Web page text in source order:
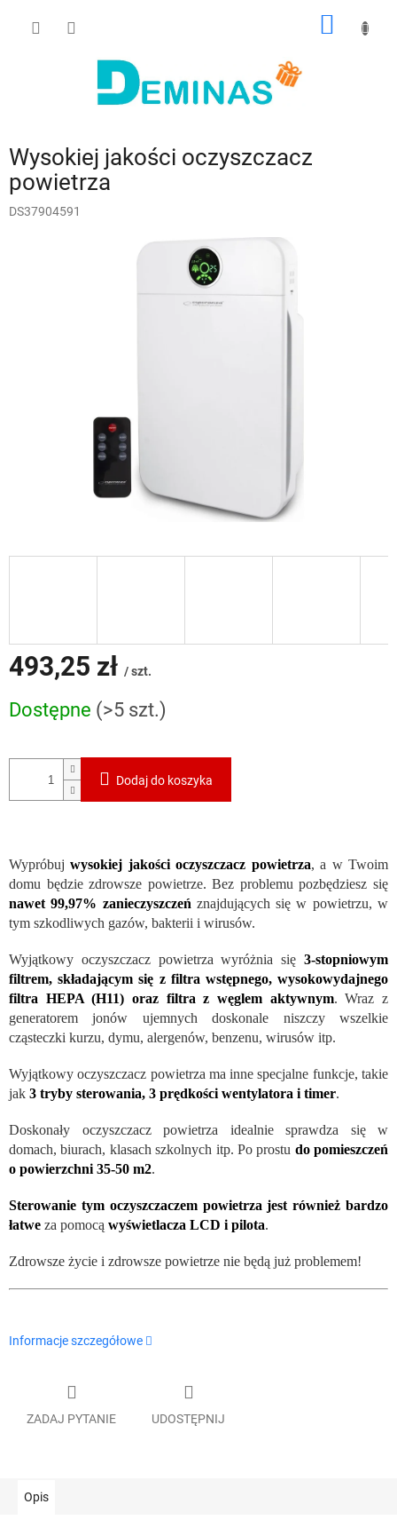
Wysokiej jakości oczyszczacz
powietrza
DS37904591
493,25 zł / szt.
jednostkowa:
Dostępne (>5 szt.)
Dodaj do koszyka
Wypróbujwysokiej jakości oczyszczacz powietrza, a w Twoim
domu będzie zdrowsze powietrze. Bez problemu pozbędziesz się
nawet 99,97% zanieczyszczeń znajdujących się w powietrzu, w
tym szkodliwych gazów, bakterii i wirusów.
Wyjątkowy oczyszczacz powietrza wyróżnia się 3-stopniowym
filtrem, składającym się z filtra wstępnego, wysokowydajnego
filtra HEPA (H11) oraz filtra z węglem aktywnym. Wraz z
generatorem jonów ujemnych doskonale niszczy wszelkie
cząsteczki kurzu, dymu, alergenów, benzenu, wirusów itp.
Wyjątkowy oczyszczacz powietrza ma inne specjalne funkcje, takie
jak 3 tryby sterowania, 3 prędkości wentylatora i timer.
Doskonały oczyszczacz powietrza idealnie sprawdza się w
domach, biurach, klasach szkolnych itp. Po prostu do pomieszczeń
o powierzchni 35-50 m2.
Sterowanie tym oczyszczaczem powietrza jest również bardzo
łatwe za pomocą wyświetlacza LCD i pilota.
Zdrowsze życie i zdrowsze powietrze nie będą już problemem!
Informacje szczegółowe
ZADAJ PYTANIE UDOSTĘPNIJ
Opis